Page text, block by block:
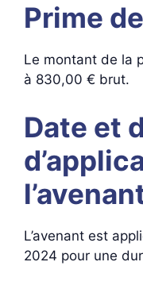
Prime
Le montant de la
à 830,00 € brut.
Date et
L’avenant est
2024 pour une